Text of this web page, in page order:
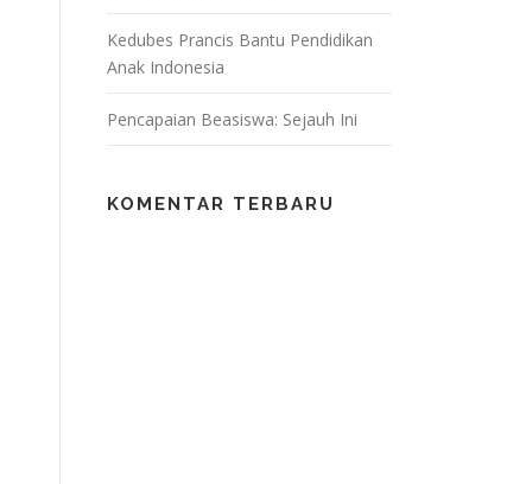
Kedubes Prancis Bantu Pendidikan
Anak Indonesia
Pencapaian Beasiswa: Sejauh Ini
KOMENTAR TERBARU